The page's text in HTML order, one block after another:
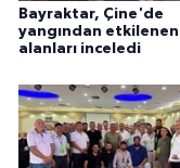
Bayraktar, Çine'de
yangından etkilenen
alanları inceledi